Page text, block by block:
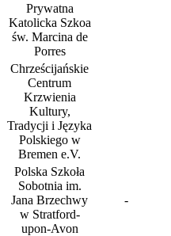
Prywatna
Katolicka Szkoa
św. Marcina de
Porres
Chrześcijańskie
Centrum
Krzwienia
Kultury,
Tradycji i Języka
Polskiego w
Bremen e.V.
Polska Szkoła
Sobotnia im.
Jana Brzechwy
w Stratford-
upon-Avon
-